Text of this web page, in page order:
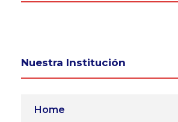
Nuestra Institución
Home